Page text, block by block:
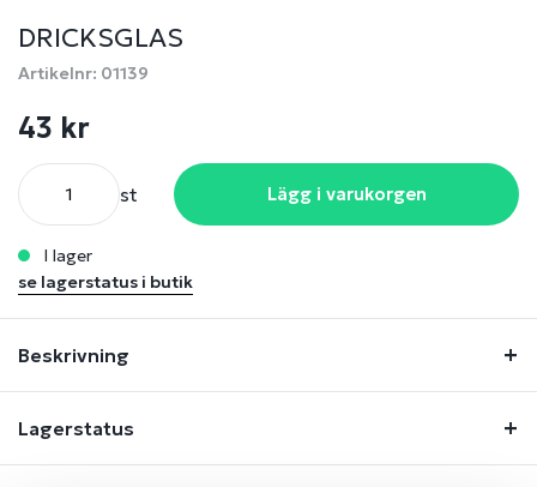
DRICKSGLAS
Artikelnr: 01139
43 kr
st Lägg i varukorgen
i lager
se lagerstatus i butik
Beskrivning
Lagerstatus